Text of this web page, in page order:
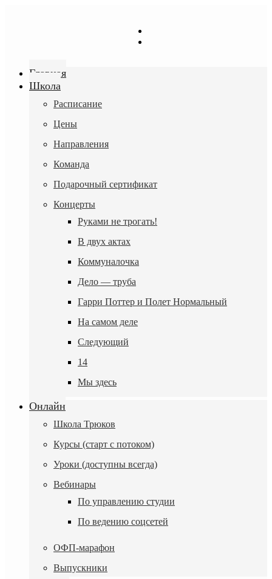
Главная
Школа
Расписание
Цены
Направления
Команда
Подарочный сертификат
Концерты
Руками не трогать!
В двух актах
Коммуналочка
Дело — труба
Гарри Поттер и Полет Нормальный
На самом деле
Следующий
14
Мы здесь
Онлайн
Школа Трюков
Курсы (старт с потоком)
Уроки (доступны всегда)
Вебинары
По управлению студии
По ведению соцсетей
ОФП-марафон
Выпускники